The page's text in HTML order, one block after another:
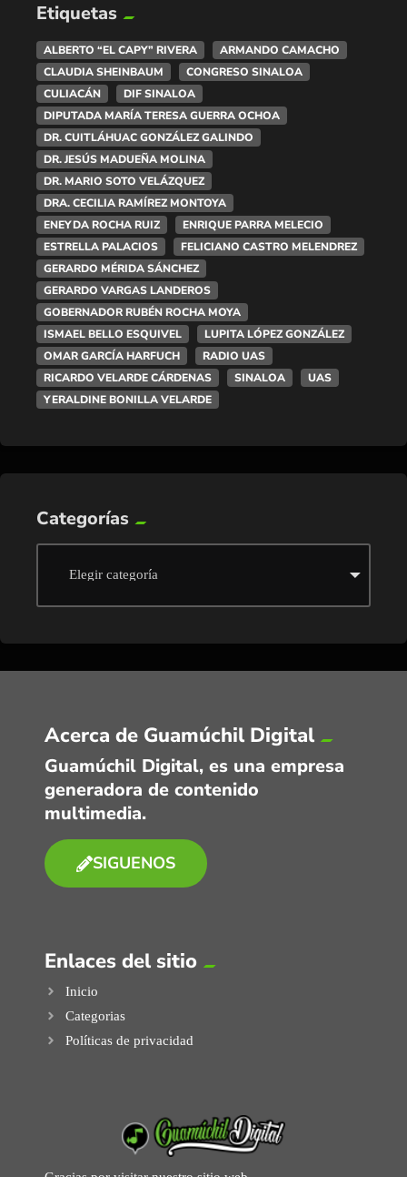
Etiquetas
ALBERTO “EL CAPY” RIVERA
ARMANDO CAMACHO
CLAUDIA SHEINBAUM
CONGRESO SINALOA
CULIACÁN
DIF SINALOA
DIPUTADA MARÍA TERESA GUERRA OCHOA
DR. CUITLÁHUAC GONZÁLEZ GALINDO
DR. JESÚS MADUEÑA MOLINA
DR. MARIO SOTO VELÁZQUEZ
DRA. CECILIA RAMÍREZ MONTOYA
ENEYDA ROCHA RUIZ
ENRIQUE PARRA MELECIO
ESTRELLA PALACIOS
FELICIANO CASTRO MELENDREZ
GERARDO MÉRIDA SÁNCHEZ
GERARDO VARGAS LANDEROS
GOBERNADOR RUBÉN ROCHA MOYA
ISMAEL BELLO ESQUIVEL
LUPITA LÓPEZ GONZÁLEZ
OMAR GARCÍA HARFUCH
RADIO UAS
RICARDO VELARDE CÁRDENAS
SINALOA
UAS
YERALDINE BONILLA VELARDE
Categorías
Acerca de Guamúchil Digital
Guamúchil Digital, es una empresa
generadora de contenido
multimedia.
SIGUENOS
Enlaces del sitio
Inicio
Categorias
Políticas de privacidad